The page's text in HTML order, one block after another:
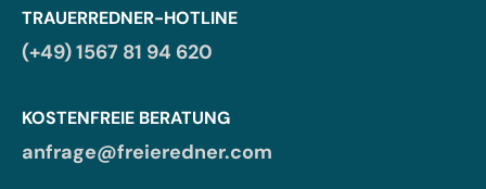
TRAUERREDNER-HOTLINE
(+49) 1567 81 94 620
KOSTENFREIE BERATUNG
anfrage@freieredner.com